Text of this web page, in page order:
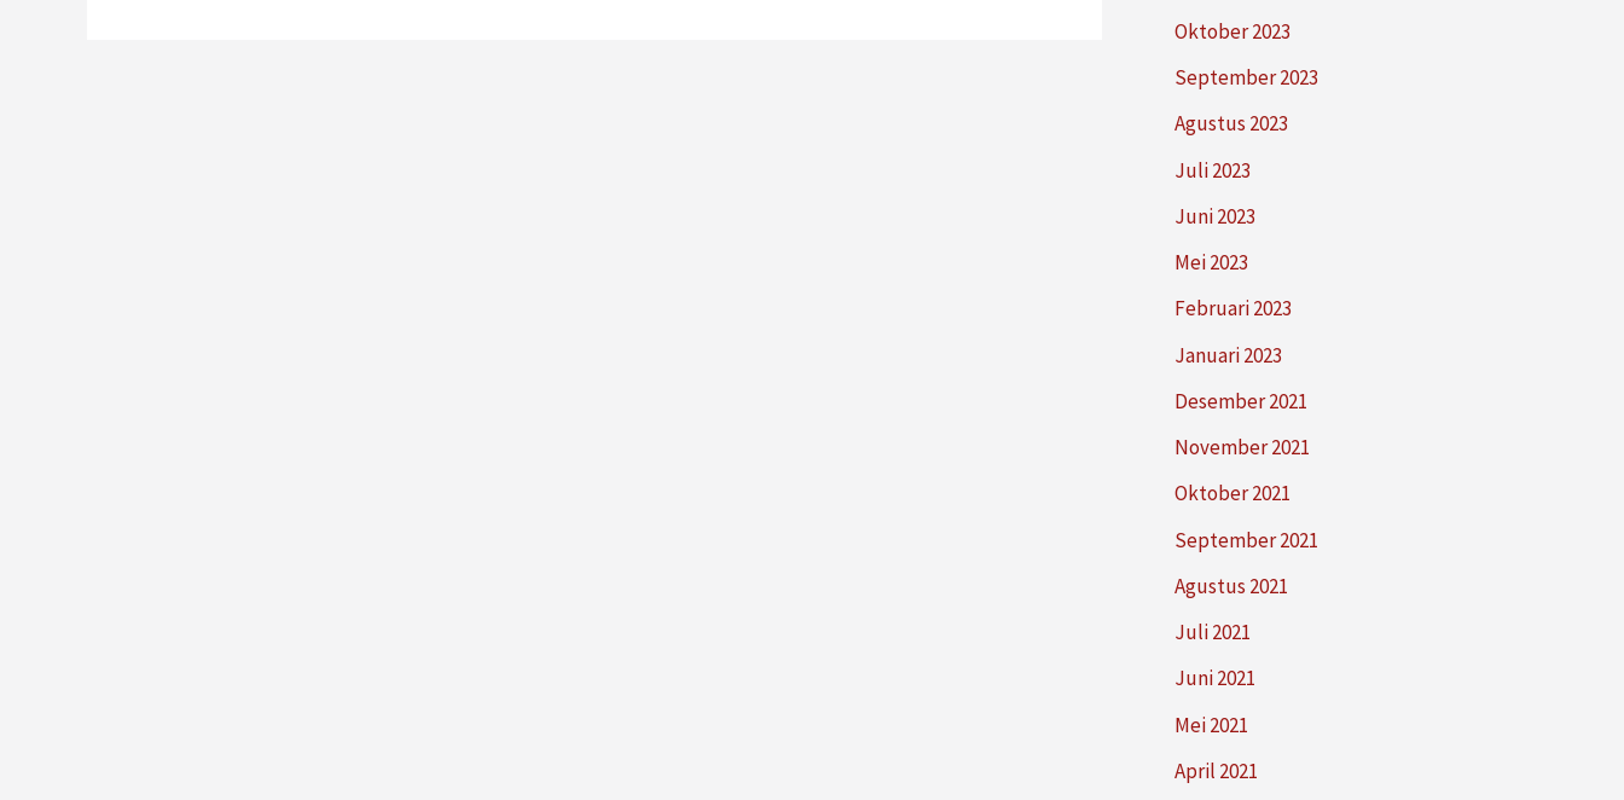
Oktober 2023
September 2023
Agustus 2023
Juli 2023
Juni 2023
Mei 2023
Februari 2023
Januari 2023
Desember 2021
November 2021
Oktober 2021
September 2021
Agustus 2021
Juli 2021
Juni 2021
Mei 2021
April 2021